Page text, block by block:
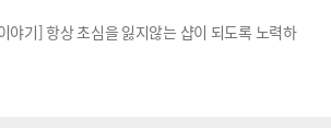
야기] 항상 초심을 잃지않는 샵이 되도록 노력하